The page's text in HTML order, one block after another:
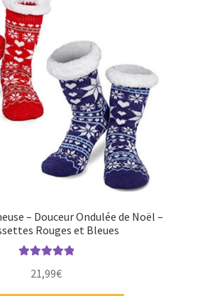
– Douceur Ondulée de Noël –
Rouges et Bleues
5
21,99€